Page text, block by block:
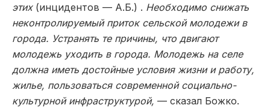
этих(инцидентов — А.Б.) . Необходимо снижать
неконтролируемый приток сельской молодежи в
города. Устранять те причины, что двигают
молодежь уходить в города. Молодежь на селе
должна иметь достойные условия жизни и работу,
жилье, пользоваться современной социально-
культурной инфраструктурой, — сказал Божко.